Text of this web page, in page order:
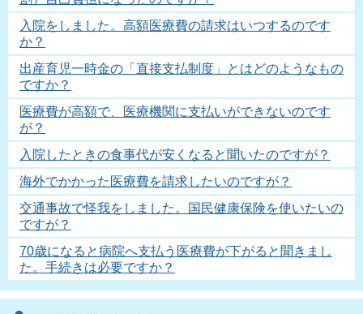
入院をしました。高額医療費の請求はいつするのです
か？
出産育児一時金の「直接支払制度」とはどのようなもの
ですか？
医療費が高額で、医療機関に支払いができないのです
が？
入院したときの食事代が安くなると聞いたのですが？
海外でかかった医療費を請求したいのですが？
交通事故で怪我をしました。国民健康保険を使いたいの
ですが？
70歳になると病院へ支払う医療費が下がると聞きまし
た。手続きは必要ですか？